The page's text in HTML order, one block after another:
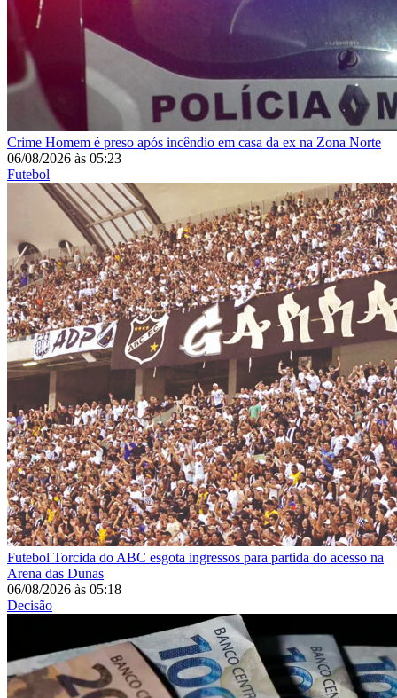
Crime Homem é preso após incêndio em casa da ex na Zona Norte
06/08/2026 às 05:23
Futebol
Futebol Torcida do ABC esgota ingressos para partida do acesso na
Arena das Dunas
06/08/2026 às 05:18
Decisão